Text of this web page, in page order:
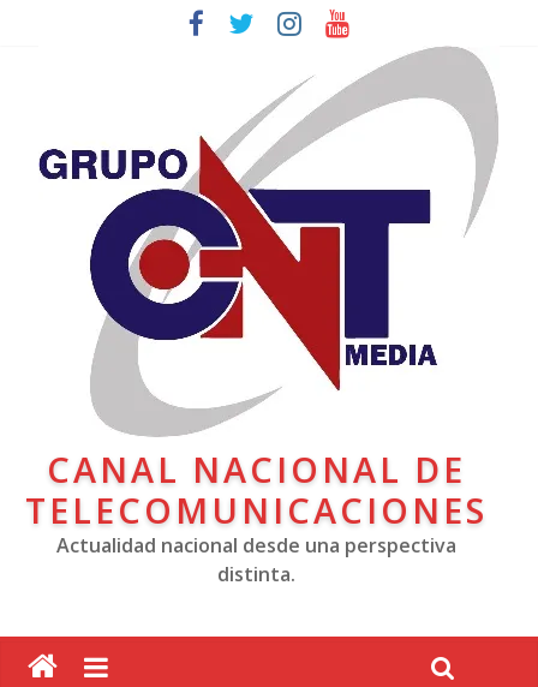
CANAL NACIONAL DE
TELECOMUNICACIONES
Actualidad nacional desde una perspectiva
distinta.